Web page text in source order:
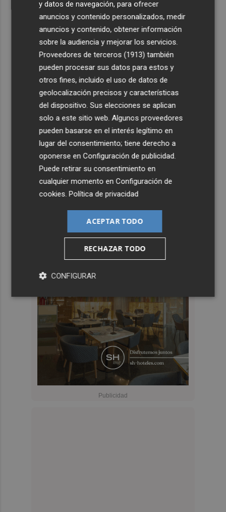
y datos de navegación, para ofrecer
anuncios y contenido personalizados, medir
anuncios y contenido, obtener información
sobre la audiencia y mejorar los servicios.
Proveedores de terceros (1913) también
pueden procesar sus datos para estos y
otros fines, incluido el uso de datos de
geolocalización precisos y características
del dispositivo. Sus elecciones se aplican
solo a este sitio web. Algunos proveedores
pueden basarse en el interés legítimo en
lugar del consentimiento; tiene derecho a
oponerse enConfiguración de publicidad
Puede retirar su consentimiento en
cualquier momento enConfiguración de
cookies .Política de privacidad
ACEPTAR TODO
RECHAZAR TODO
CONFIGURAR